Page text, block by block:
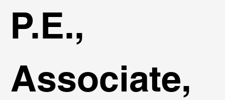
P.E.,
Associate,